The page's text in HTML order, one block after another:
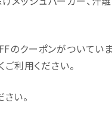
クーポンがついていま
利用ください。
い。